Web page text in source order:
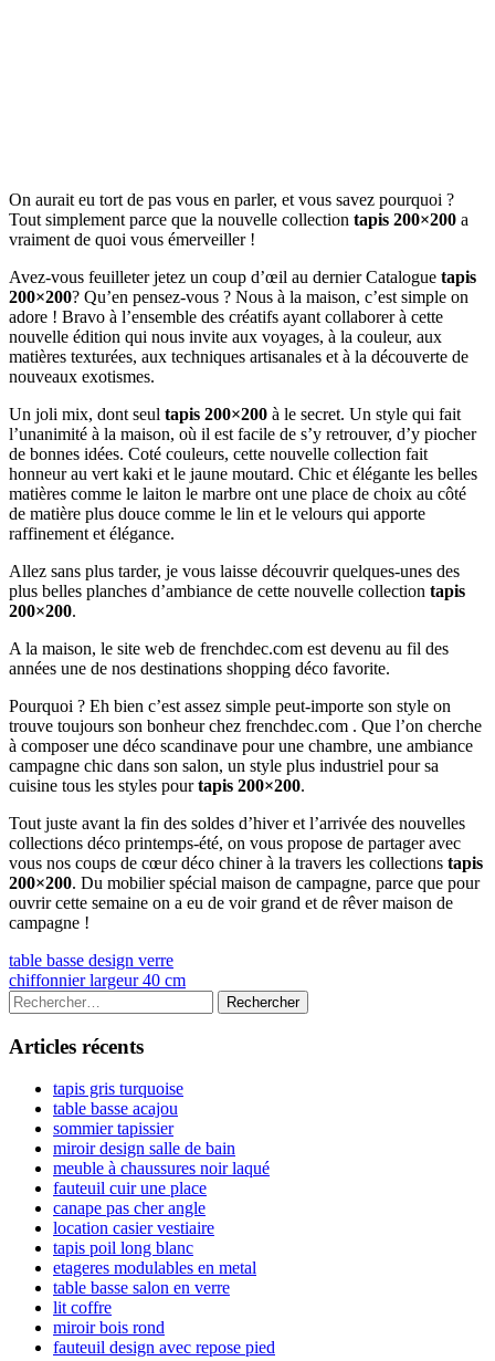
On aurait eu tort de pas vous en parler, et vous savez pourquoi ?
Tout simplement parce que la nouvelle collection tapis 200×200 a
vraiment de quoi vous émerveiller !
Avez-vous feuilleter jetez un coup d’œil au dernier Catalogue tapis
200×200? Qu’en pensez-vous ? Nous à la maison, c’est simple on
adore ! Bravo à l’ensemble des créatifs ayant collaborer à cette
nouvelle édition qui nous invite aux voyages, à la couleur, aux
matières texturées, aux techniques artisanales et à la découverte de
nouveaux exotismes.
Un joli mix, dont seul tapis 200×200 à le secret. Un style qui fait
l’unanimité à la maison, où il est facile de s’y retrouver, d’y piocher
de bonnes idées. Coté couleurs, cette nouvelle collection fait
honneur au vert kaki et le jaune moutard. Chic et élégante les belles
matières comme le laiton le marbre ont une place de choix au côté
de matière plus douce comme le lin et le velours qui apporte
raffinement et élégance.
Allez sans plus tarder, je vous laisse découvrir quelques-unes des
plus belles planches d’ambiance de cette nouvelle collection tapis
200×200.
A la maison, le site web de frenchdec.com est devenu au fil des
années une de nos destinations shopping déco favorite.
Pourquoi ? Eh bien c’est assez simple peut-importe son style on
trouve toujours son bonheur chez frenchdec.com . Que l’on cherche
à composer une déco scandinave pour une chambre, une ambiance
campagne chic dans son salon, un style plus industriel pour sa
cuisine tous les styles pourtapis 200×200.
Tout juste avant la fin des soldes d’hiver et l’arrivée des nouvelles
collections déco printemps-été, on vous propose de partager avec
vous nos coups de cœur déco chiner à la travers les collections tapis
200×200. Du mobilier spécial maison de campagne, parce que pour
ouvrir cette semaine on a eu de voir grand et de rêver maison de
campagne !
Navigation
de
l’article
Previous
article:
table basse design verre
Next
article:
chiffonnier largeur 40 cm
Colonne
latérale
principale
Rechercher :
Articles récents
tapis gris turquoise
table basse acajou
sommier tapissier
miroir design salle de bain
meuble à chaussures noir laqué
fauteuil cuir une place
canape pas cher angle
location casier vestiaire
tapis poil long blanc
etageres modulables en metal
table basse salon en verre
lit coffre
miroir bois rond
fauteuil design avec repose pied